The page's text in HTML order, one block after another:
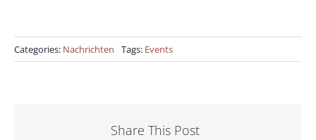
Categories: Nachrichten Tags: Events
Share This Post